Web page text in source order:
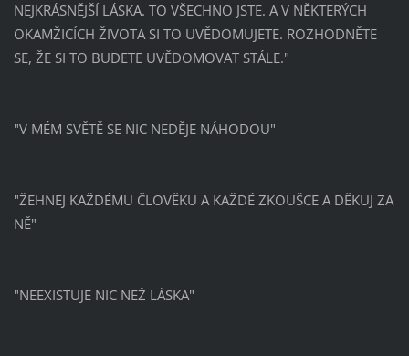
NEJKRÁSNĚJŠÍ LÁSKA. TO VŠECHNO JSTE. A V NĚKTERÝCH
OKAMŽICÍCH ŽIVOTA SI TO UVĚDOMUJETE. ROZHODNĚTE
SE, ŽE SI TO BUDETE UVĚDOMOVAT STÁLE."
"V MÉM SVĚTĚ SE NIC NEDĚJE NÁHODOU"
"ŽEHNEJ KAŽDÉMU ČLOVĚKU A KAŽDÉ ZKOUŠCE A DĚKUJ ZA
NĚ"
"NEEXISTUJE NIC NEŽ LÁSKA"